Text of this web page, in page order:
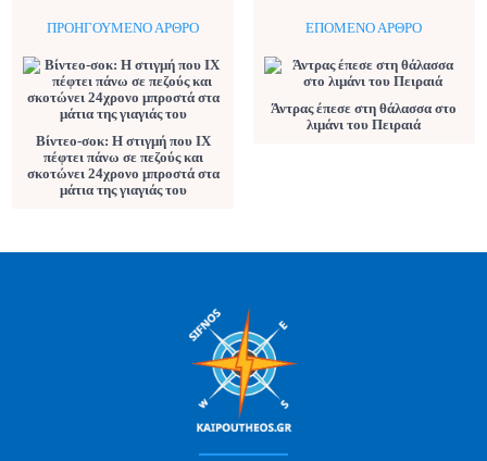
ΠΡΟΗΓΟΎΜΕΝΟ ΆΡΘΡΟ
Βίντεο-σοκ: Η στιγμή που ΙΧ
πέφτει πάνω σε πεζούς και
σκοτώνει 24χρονο μπροστά στα
μάτια της γιαγιάς του
ΕΠΌΜΕΝΟ ΆΡΘΡΟ
Άντρας έπεσε στη θάλασσα στο
λιμάνι του Πειραιά